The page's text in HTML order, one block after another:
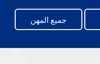
جميع المهن